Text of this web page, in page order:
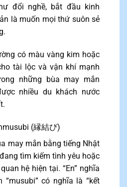
đổi nghề, bắt đầu kinh
là muốn mọi thứ suôn sẻ
có màu vàng kim hoặc
tài lộc và vận khí mạnh
những bùa may mắn
nhiều du khách nước
(縁結び)
may mắn bằng tiếng Nhật
tìm kiếm tình yêu hoặc
hệ hiện tại. “En” nghĩa
“musubi” có nghĩa là “kết